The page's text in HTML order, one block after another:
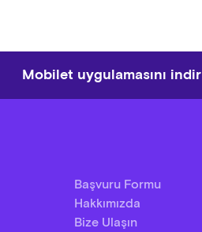
Mobilet uygulamasını indir
Başvuru Formu
Hakkımızda
Bize Ulaşın